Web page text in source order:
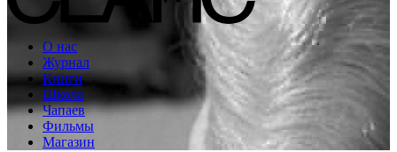
О нас
Журнал
Книги
Школа
Чапаев
Фильмы
Магазин